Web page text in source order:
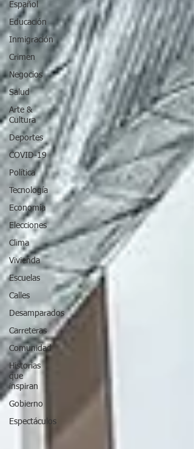
Español
Educación
Inmigración
Crimen
Negocios
Salud
Arte &
Cultura
Deportes
COVID-19
Política
Tecnología
Economía
Elecciones
Clima
Vivienda
Escuelas
Calles
Desamparados
Carreteras
Comunidad
Historias
que
inspiran
Gobierno
Espectáculos